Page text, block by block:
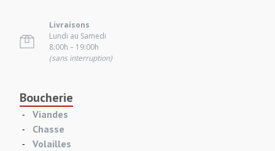
Livraisons
Lundi au Samedi
8:00h – 19:00h
(sans interruption)
Boucherie
Viandes
Chasse
Volailles